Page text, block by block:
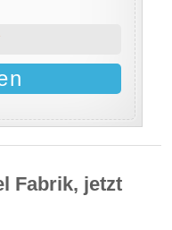
Fabrik, jetzt